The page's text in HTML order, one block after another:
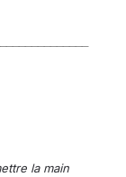
la main